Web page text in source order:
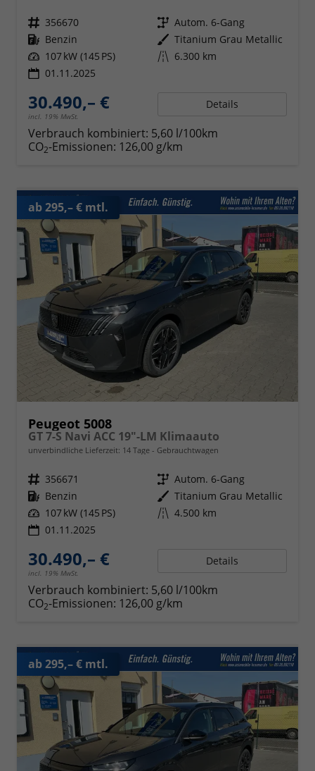
Fahrzeugnr. 356670 Getriebe Autom. 6-Gang
Kraftstoff Benzin Außenfarbe Titanium Grau Metallic
Leistung 107 kW (145 PS) Kilometerstand 6.300 km
01.11.2025
30.490,– €
incl. 19% MwSt.
Details
Verbrauch kombiniert: 5,60 l/100km
CO2-Emissionen: 126,00 g/km
ab 295,– € mtl.
Peugeot 5008
GT 7-S Navi ACC 19"-LM Klimaauto
unverbindliche Lieferzeit: 14 Tage Gebrauchtwagen
Fahrzeugnr. 356671 Getriebe Autom. 6-Gang
Kraftstoff Benzin Außenfarbe Titanium Grau Metallic
Leistung 107 kW (145 PS) Kilometerstand 4.500 km
01.11.2025
30.490,– €
incl. 19% MwSt.
Details
Verbrauch kombiniert: 5,60 l/100km
CO2-Emissionen: 126,00 g/km
ab 295,– € mtl.